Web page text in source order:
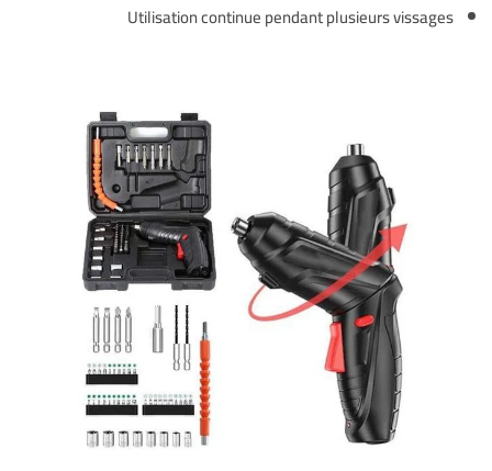
Utilisation continue pendant plusieurs vissages